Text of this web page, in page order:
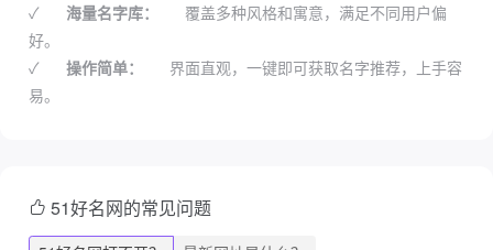
✓
海量名字库：
覆盖多种风格和寓意，满足不同用户偏
好。
✓
操作简单：
界面直观，一键即可获取名字推荐，上手容
易。
51好名网的常见问题